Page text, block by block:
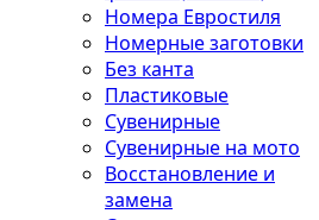
Номера Евростиля
Номерные заготовки
Без канта
Пластиковые
Сувенирные
Сувенирные на мото
Восстановление и
замена